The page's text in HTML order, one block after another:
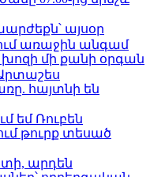
այսօր
առաջին անգամ
մի քանի օրգան
հայտնի են
եմ Ռուբեն
թուրք տեսած
արդեն